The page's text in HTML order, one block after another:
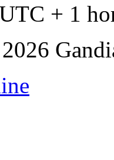
+ 1